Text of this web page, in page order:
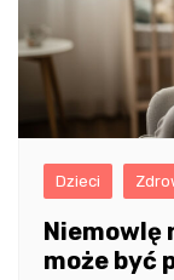
Dzieci
Niemowlę
może być